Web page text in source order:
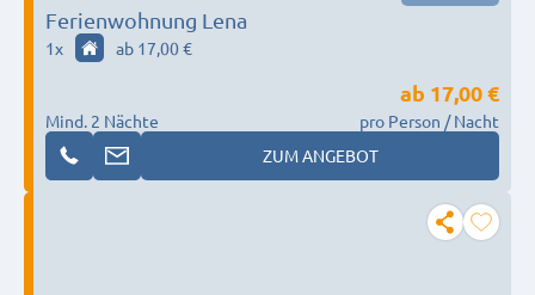
Ferienwohnung Lena
1x ab 17,00 €
Mind. 2 Nächte
ab 17,00 €
pro Person / Nacht
ZUM ANGEBOT